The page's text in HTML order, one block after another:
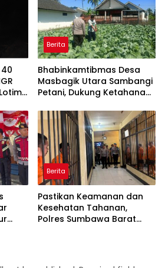
Berita
Bhabinkamtibmas Desa
Masbagik Utara Sambangi
Petani, Dukung Ketahanan
Pangan
Berita
Pastikan Keamanan dan
Kesehatan Tahanan,
Polres Sumbawa Barat